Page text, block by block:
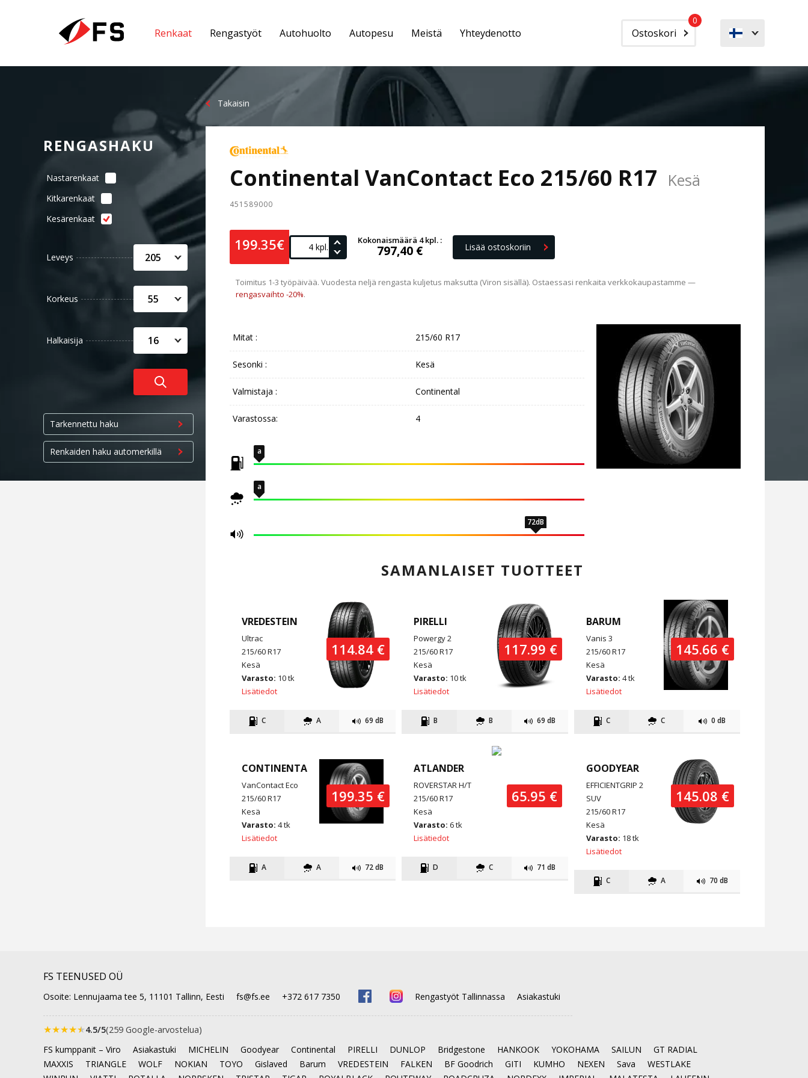
Ostoskori
0
Renkaat Rengastyöt Autohuolto Autopesu Meistä Yhteydenotto
Takaisin
Continental VanContact Eco 215/60 R17 Kesä
451589000
199.35€ Kokonaismäärä 4 kpl. :
797,40 € Lisää ostoskoriin
Toimitus 1-3 työpäivää. Vuodesta neljä rengasta kuljetus maksutta (Viron sisällä). Ostaessasi renkaita verkkokaupastamme —
rengasvaihto -20%.
Mitat : 215/60 R17
Sesonki : Kesä
Valmistaja : Continental
Varastossa: 4
a
a
72dB
SAMANLAISET TUOTTEET
114.84 €
VREDESTEIN
Ultrac
215/60 R17
Kesä
Varasto: 10 tk
Lisätiedot
C A 69 dB
117.99 €
PIRELLI
Powergy 2
215/60 R17
Kesä
Varasto: 10 tk
Lisätiedot
B B 69 dB
145.66 €
BARUM
Vanis 3
215/60 R17
Kesä
Varasto: 4 tk
Lisätiedot
C C 0 dB
199.35 €
CONTINENTAL
VanContact Eco
215/60 R17
Kesä
Varasto: 4 tk
Lisätiedot
A A 72 dB
65.95 €
ATLANDER
ROVERSTAR H/T
215/60 R17
Kesä
Varasto: 6 tk
Lisätiedot
D C 71 dB
145.08 €
GOODYEAR
EFFICIENTGRIP 2
SUV
215/60 R17
Kesä
Varasto: 18 tk
Lisätiedot
C A 70 dB
RENGASHAKU
Nastarenkaat
Kitkarenkaat
Kesärenkaat
Leveys 205
Korkeus 55
Halkaisija 16
Tarkennettu haku
Renkaiden haku automerkillä
FS TEENUSED OÜ
Osoite: Lennujaama tee 5, 11101 Tallinn, Eesti fs@fs.ee +372 617 7350 Rengastyöt Tallinnassa Asiakastuki
★★★★★4.5/5(259 Google-arvostelua)
FS kumppanit – Viro
Asiakastuki MICHELIN Goodyear Continental PIRELLI DUNLOP Bridgestone HANKOOK YOKOHAMA SAILUN
GT RADIAL
MAXXIS
TRIANGLE WOLF NOKIAN TOYO Gislaved Barum VREDESTEIN FALKEN BF Goodrich GITI KUMHO NEXEN Sava
WESTLAKE